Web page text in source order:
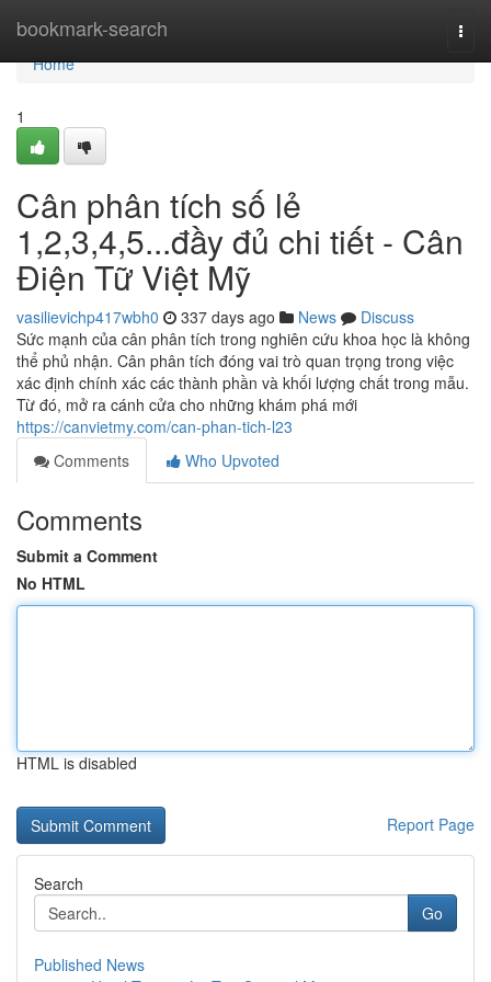
bookmark-search
Home
Home
1
Cân phân tích số lẻ
1,2,3,4,5...đầy đủ chi tiết - Cân
Điện Tữ Việt Mỹ
vasilievichp417wbh0 337 days ago News
Discuss
Sức mạnh của cân phân tích trong nghiên cứu khoa học là không
thể phủ nhận. Cân phân tích đóng vai trò quan trọng trong việc
xác định chính xác các thành phần và khối lượng chất trong mẫu.
Từ đó, mở ra cánh cửa cho những khám phá mới
https://canvietmy.com/can-phan-tich-l23
Comments
Who Upvoted
Comments
Submit a Comment
No HTML
HTML is disabled
Report Page
Search
Go
Published News